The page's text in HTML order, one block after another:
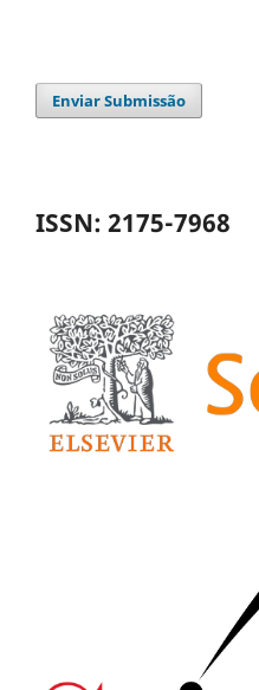
Enviar Submissão
ISSN: 2175-7968